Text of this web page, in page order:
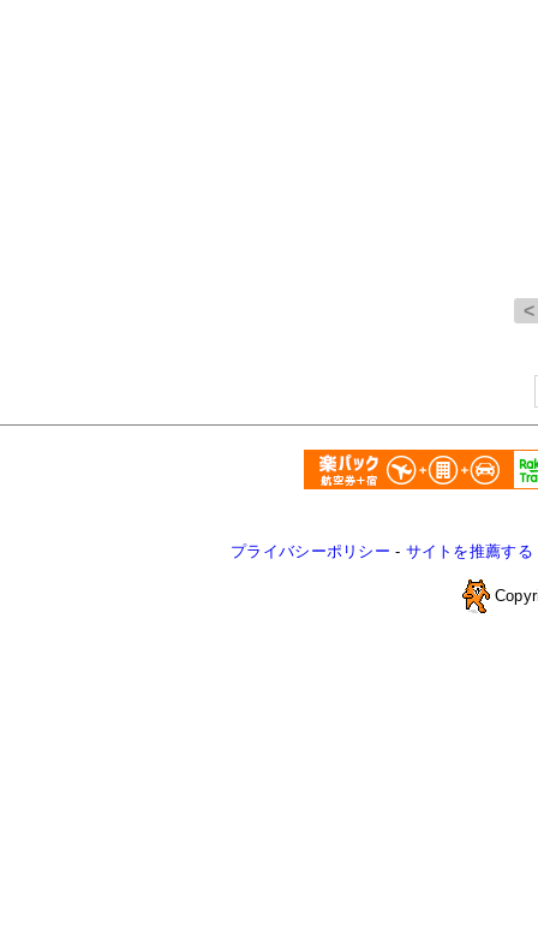
プライバシーポリシー - サイトを推薦する